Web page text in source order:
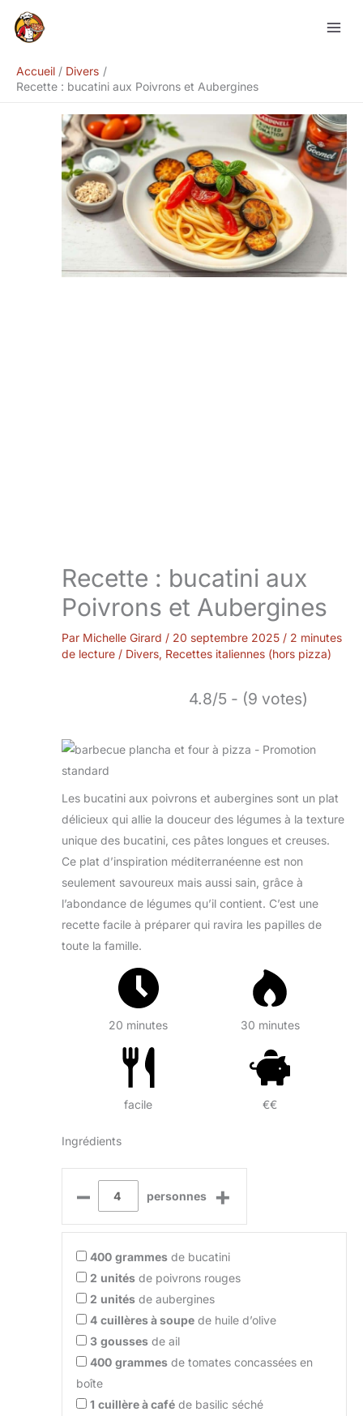
Accueil
Divers
Recette : bucatini aux Poivrons et Aubergines
Recette : bucatini aux
Poivrons et Aubergines
Par Michelle Girard / 20 septembre 2025 / 2 minutes
de lecture / Divers, Recettes italiennes (hors pizza)
4.8/5 - (9 votes)
Les bucatini aux poivrons et aubergines sont un plat
délicieux qui allie la douceur des légumes à la texture
unique des bucatini, ces pâtes longues et creuses.
Ce plat d’inspiration méditerranéenne est non
seulement savoureux mais aussi sain, grâce à
l’abondance de légumes qu’il contient. C’est une
recette facile à préparer qui ravira les papilles de
toute la famille.
20 minutes 30 minutes
facile €€
Ingrédients
– personnes +
400 grammes de bucatini
2 unités de poivrons rouges
2 unités de aubergines
4 cuillères à soupe de huile d’olive
3 gousses de ail
400 grammes de tomates concassées en
boîte
1 cuillère à café de basilic séché
Rechercher